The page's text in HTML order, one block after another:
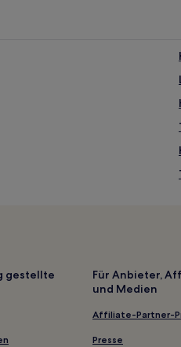
gestellte
Für Anbieter,
und Medien
Affiliate-Partner-
Presse